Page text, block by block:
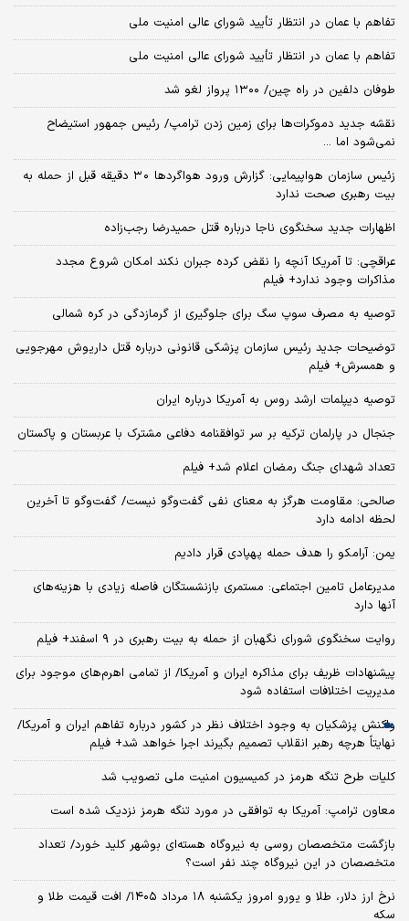
تفاهم با عمان در انتظار تأیید شورای عالی امنیت ملی
تفاهم با عمان در انتظار تأیید شورای عالی امنیت ملی
طوفان دلفین در راه چین/ ۱۳۰۰ پرواز لغو شد
نقشه جدید دموکرات‌ها برای زمین زدن ترامپ/ رئیس جمهور استیضاح
نمی‌شود اما ...
زئیس سازمان هواپیمایی: گزارش ورود هواگردها ٣٠ دقیقه قبل از حمله به
بیت رهبری صحت ندارد
اظهارات جدید سخنگوی ناجا درباره قتل حمیدرضا رجب‌زاده
عراقچی: تا آمریکا آنچه را نقض کرده جبران نکند امکان شروع مجدد
مذاکرات وجود ندارد+ فیلم
توصیه به مصرف سوپ سگ برای جلوگیری از گرمازدگی در کره شمالی
توضیحات جدید رئیس سازمان پزشکی قانونی درباره قتل داریوش مهرجویی
و همسرش+ فیلم
توصیه دیپلمات ارشد روس به آمریکا درباره ایران
جنجال در پارلمان ترکیه بر سر توافقنامه دفاعی مشترک با عربستان و پاکستان
تعداد شهدای جنگ رمضان اعلام شد+ فیلم
صالحی: مقاومت هرگز به معنای نفی گفت‌وگو نیست/ گفت‌وگو تا آخرین
لحظه ادامه دارد
یمن: آرامکو را هدف حمله پهپادی قرار دادیم
مدیرعامل تامین اجتماعی: مستمری بازنشستگان فاصله زیادی با هزینه‌های
آنها دارد
روایت سخنگوی شورای نگهبان از حمله به بیت رهبری در ۹ اسفند+ فیلم
پیشنهادات ظریف برای مذاکره ایران و آمریکا/ از تمامی اهرم‌های موجود برای
مدیریت اختلافات استفاده شود
واکنش پزشکیان به وجود اختلاف نظر در کشور درباره تفاهم ایران و آمریکا/
نهایتاً هرچه رهبر انقلاب تصمیم بگیرند اجرا خواهد شد+ فیلم
کلیات طرح تنگه هرمز در کمیسیون امنیت ملی تصویب شد
معاون ترامپ: آمریکا به توافقی در مورد تنگه هرمز نزدیک شده است
بازگشت متخصصان روسی به نیروگاه هسته‌ای بوشهر کلید خورد/ تعداد
متخصصان در این نیروگاه چند نفر است؟
نرخ ارز دلار، طلا و یورو امروز یکشنبه ۱۸ مرداد ۱۴۰۵/ افت قیمت طلا و
سکه